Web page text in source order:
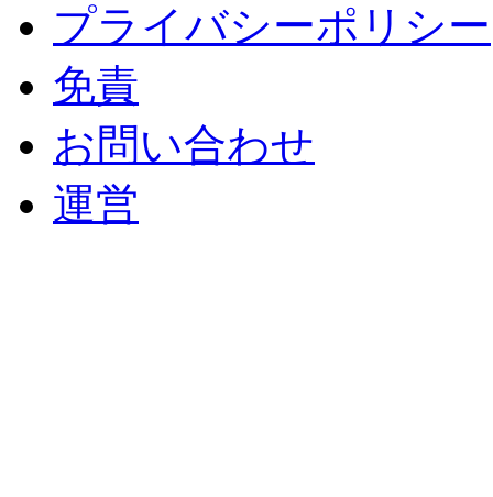
プライバシーポリシー
免責
お問い合わせ
運営